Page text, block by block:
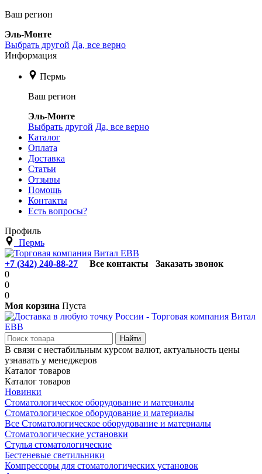
Ваш регион
Эль-Монте
Выбрать другой Да, все верно
Информация
Пермь
Ваш регион
Эль-Монте
Выбрать другой Да, все верно
Каталог
Оплата
Доставка
Статьи
Отзывы
Помощь
Контакты
Есть вопросы?
Профиль
Пермь
+7 (342) 240-88-27 Все контакты
Заказать звонок
0
0
0
Моя корзина Пуста
В связи с нестабильным курсом валют, актуальность цены
узнавать у менеджеров
Каталог товаров
Каталог товаров
Новинки
Стоматологическое оборудование и материалы
Стоматологическое оборудование и материалы
Все Стоматологическое оборудование и материалы
Стоматологические установки
Стулья стоматологические
Бестеневые светильники
Компрессоры для стоматологических установок